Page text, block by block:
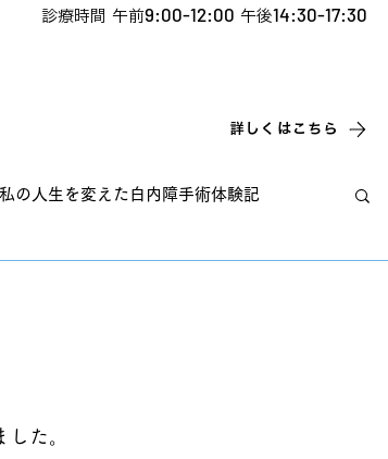
診療時間 午前9:00-12:00 午後14:30-17:30
詳しくはこちら
私の人生を変えた白内障手術体験記
た。